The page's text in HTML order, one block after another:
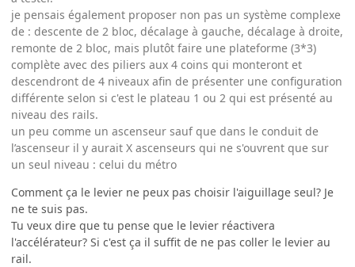
je pensais également proposer non pas un système complexe
de : descente de 2 bloc, décalage à gauche, décalage à droite,
remonte de 2 bloc, mais plutôt faire une plateforme (3*3)
complète avec des piliers aux 4 coins qui monteront et
descendront de 4 niveaux afin de présenter une configuration
différente selon si c'est le plateau 1 ou 2 qui est présenté au
niveau des rails.
un peu comme un ascenseur sauf que dans le conduit de
l’ascenseur il y aurait X ascenseurs qui ne s'ouvrent que sur
un seul niveau : celui du métro
Comment ça le levier ne peux pas choisir l'aiguillage seul? Je
ne te suis pas.
Tu veux dire que tu pense que le levier réactivera
l'accélérateur? Si c'est ça il suffit de ne pas coller le levier au
rail.